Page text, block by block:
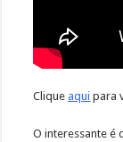
Clique aqui para
O interessante é